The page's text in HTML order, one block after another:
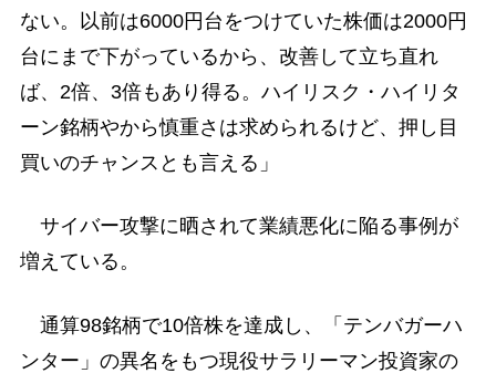
ない。以前は6000円台をつけていた株価は2000円
台にまで下がっているから、改善して立ち直れ
ば、2倍、3倍もあり得る。ハイリスク・ハイリタ
ーン銘柄やから慎重さは求められるけど、押し目
買いのチャンスとも言える」
サイバー攻撃に晒されて業績悪化に陥る事例が
増えている。
通算98銘柄で10倍株を達成し、「テンバガーハ
ンター」の異名をもつ現役サラリーマン投資家の